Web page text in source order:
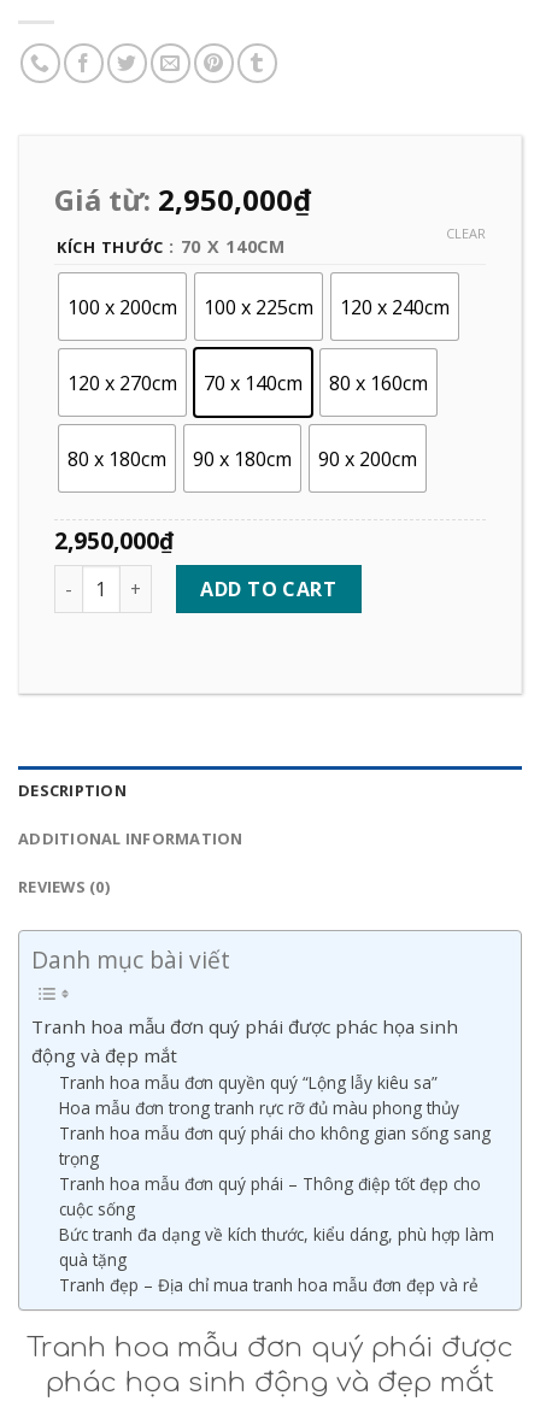
Giá từ: 2,950,000₫
KÍCH THƯỚC : 70 X 140CM
100 x 200cm 100 x 225cm 120 x 240cm
120 x 270cm 70 x 140cm 80 x 160cm
80 x 180cm 90 x 180cm 90 x 200cm
CLEAR
2,950,000₫
Quantity ADD TO CART
DESCRIPTION
ADDITIONAL INFORMATION
REVIEWS (0)
Danh mục bài viết
Tranh hoa mẫu đơn quý phái được phác họa sinh
động và đẹp mắt
Tranh hoa mẫu đơn quyền quý “Lộng lẫy kiêu sa”
Hoa mẫu đơn trong tranh rực rỡ đủ màu phong thủy
Tranh hoa mẫu đơn quý phái cho không gian sống sang
trọng
Tranh hoa mẫu đơn quý phái – Thông điệp tốt đẹp cho
cuộc sống
Bức tranh đa dạng về kích thước, kiểu dáng, phù hợp làm
quà tặng
Tranh đẹp – Địa chỉ mua tranh hoa mẫu đơn đẹp và rẻ
Tranh hoa mẫu đơn quý phái được
phác họa sinh động và đẹp mắt